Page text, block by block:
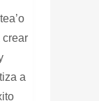
crear
a